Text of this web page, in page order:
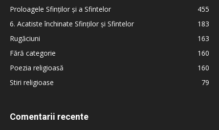
Proloagele Sfinților și a Sfintelor
455
6. Acatiste închinate Sfinților și Sfintelor
183
Rugăciuni
163
Fără categorie
160
Poezia religioasă
160
Stiri religioase
79
Comentarii recente